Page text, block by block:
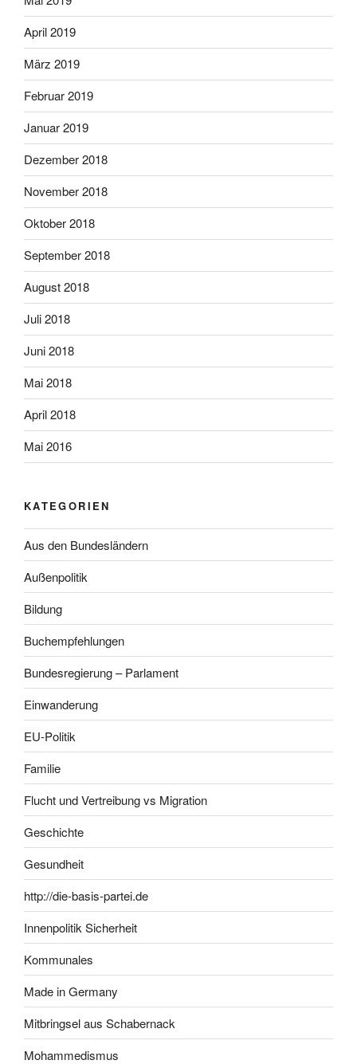
April 2019
März 2019
Februar 2019
Januar 2019
Dezember 2018
November 2018
Oktober 2018
September 2018
August 2018
Juli 2018
Juni 2018
Mai 2018
April 2018
Mai 2016
KATEGORIEN
Aus den Bundesländern
Außenpolitik
Bildung
Buchempfehlungen
Bundesregierung – Parlament
Einwanderung
EU-Politik
Familie
Flucht und Vertreibung vs Migration
Geschichte
Gesundheit
http://die-basis-partei.de
Innenpolitik Sicherheit
Kommunales
Made in Germany
Mitbringsel aus Schabernack
Mohammedismus